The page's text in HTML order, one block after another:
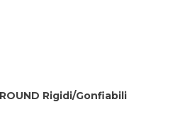
Rigidi/Gonfiabili